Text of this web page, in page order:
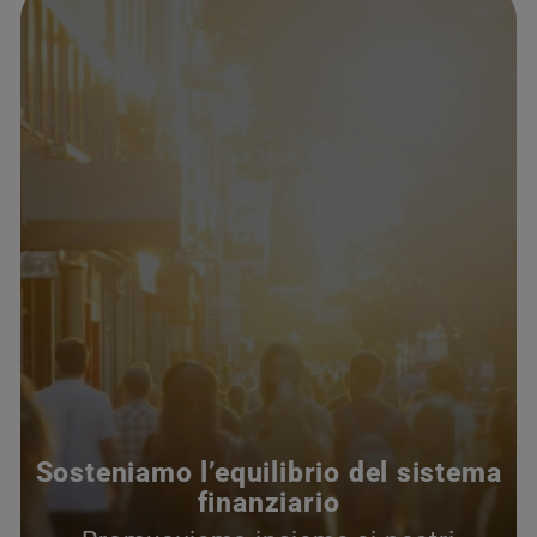
Sosteniamo l’equilibrio del sistema
finanziario